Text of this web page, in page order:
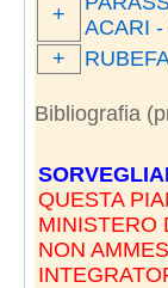
+
ACARI
+
Bibliografia
QUESTA
MINISTERO
NON